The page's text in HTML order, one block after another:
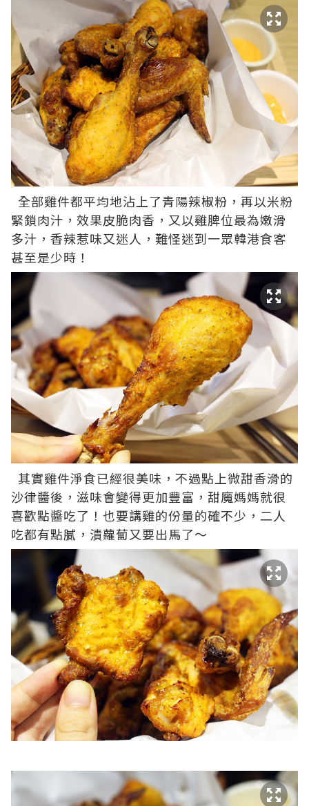
全部雞件都平均地沾上了青陽辣椒粉，再以米粉
緊鎖肉汁，效果皮脆肉香，又以雞脾位最為嫩滑
多汁，香辣惹味又迷人，難怪迷到一眾韓港食客
甚至是少時！
其實雞件淨食已經很美味，不過點上微甜香滑的
沙律醬後，滋味會變得更加豐富，甜魔媽媽就很
喜歡點醬吃了！也要講雞的份量的確不少，二人
吃都有點膩，漬蘿蔔又要出馬了～